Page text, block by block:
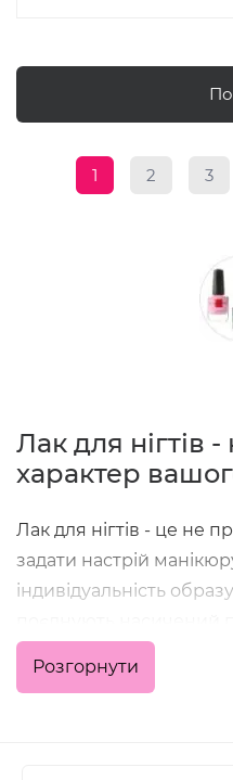
1 2 3
Лак для нігтів -
характер
Лак для нігтів - це не
задати настрій
індивідуальність
нанесення та
акуратний результат
Розгорнути